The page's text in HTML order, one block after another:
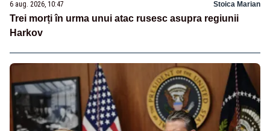
6 aug. 2026, 10:47 Stoica Marian
Trei morți în urma unui atac rusesc asupra regiunii
Harkov